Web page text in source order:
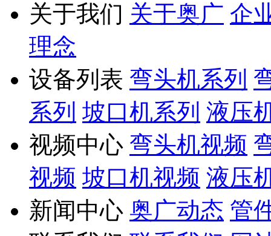
关于我们 关于奥广 企
理念
设备列表 弯头机系列
系列 坡口机系列 液压
视频中心 弯头机视频
视频 坡口机视频 液压
新闻中心 奥广动态 管